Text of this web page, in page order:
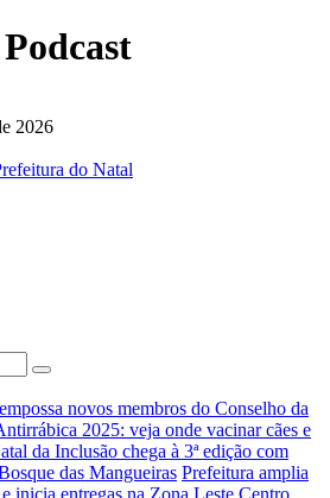
2026
novos membros do Conselho da
2025: veja onde vacinar cães e
da Inclusão chega à 3ª edição com
das Mangueiras Prefeitura amplia
inicia entregas na Zona Leste Centro